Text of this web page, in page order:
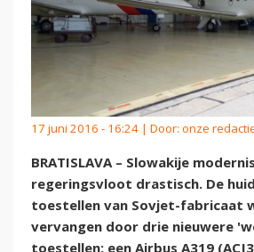
17 juni 2016 - 16:24 | Door: onze
BRATISLAVA – Slowakije
regeringsvloot drastisch. De
toestellen van Sovjet-fabricaat
vervangen door drie nieuwere
toestellen: een Airbus A319